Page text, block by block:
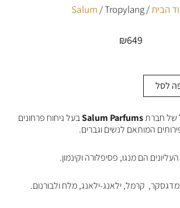
הבית/
Salum/ Tropylang
₪649
לסל
חברתSalum Parfumsבעל ניחוח פרחונים
המותאם לנשים וגברים.
הם מנגו, פסיפלורה וקינמון.
קרמל, ילאנג-ילאנג, מלח ולבורנום.